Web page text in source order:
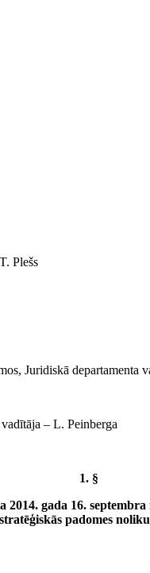
Plešs
Juridiskā departamenta
‒ L. Peinberga
1. §
gada 16.
stratēģiskās padomes